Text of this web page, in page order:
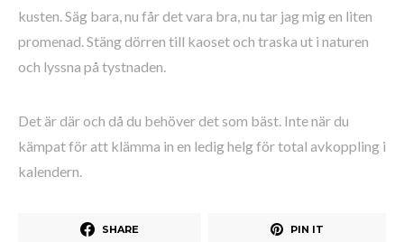
kusten. Säg bara, nu får det vara bra, nu tar jag mig en liten
promenad. Stäng dörren till kaoset och traska ut i naturen
och lyssna på tystnaden.
Det är där och då du behöver det som bäst. Inte när du
kämpat för att klämma in en ledig helg för total avkoppling i
kalendern.
SHARE PIN IT